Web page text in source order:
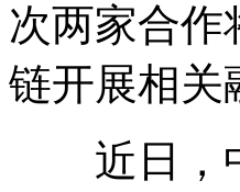
次两家合作
链开展相关
近日，中